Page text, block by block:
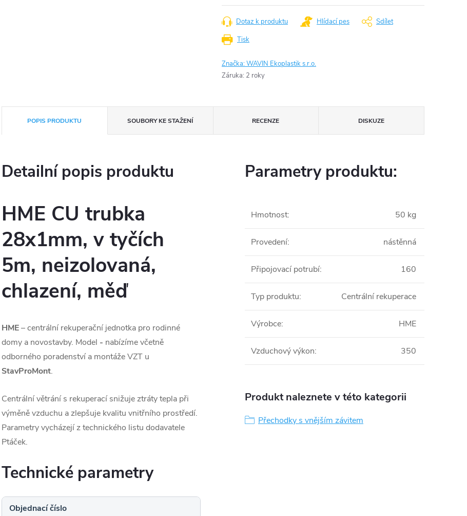
Tisk
Dotaz k produktu Hlídací pes Sdílet
Značka:WAVIN Ekoplastik s.r.o.
Záruka: 2 roky
POPIS PRODUKTU SOUBORY KE STAŽENÍ RECENZE DISKUZE
Detailní popis produktu
HME CU trubka
28x1mm, v tyčích
5m, neizolovaná,
chlazení, měď
HME– centrální rekuperační jednotka pro rodinné
domy a novostavby. Model - nabízíme včetně
odborného poradenství a montáže VZT u
StavProMont.
Centrální větrání s rekuperací snižuje ztráty tepla při
výměně vzduchu a zlepšuje kvalitu vnitřního prostředí.
Parametry vycházejí z technického listu dodavatele
Ptáček.
Technické parametry
Objednací číslo
Parametry produktu:
Hmotnost: 50 kg
Provedení: nástěnná
Připojovací potrubí: 160
Typ produktu: Centrální rekuperace
Výrobce: HME
Vzduchový výkon: 350
Produkt naleznete v této kategorii
Přechodky s vnějším závitem